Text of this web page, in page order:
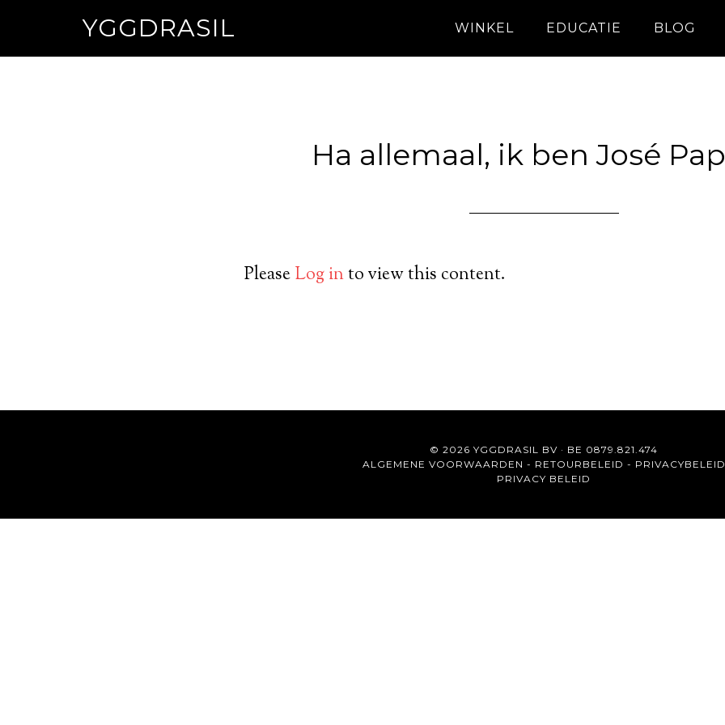
YGGDRASIL WINKEL EDUCATIE BLOG
Ha allemaal, ik ben José
PleaseLog into view this content.
© 2026 YGGDRASIL BV · BE 0879.821.474
ALGEMENE VOORWAARDEN - RETOURBELEID - PRIVACYBELEID
PRIVACY BELEID